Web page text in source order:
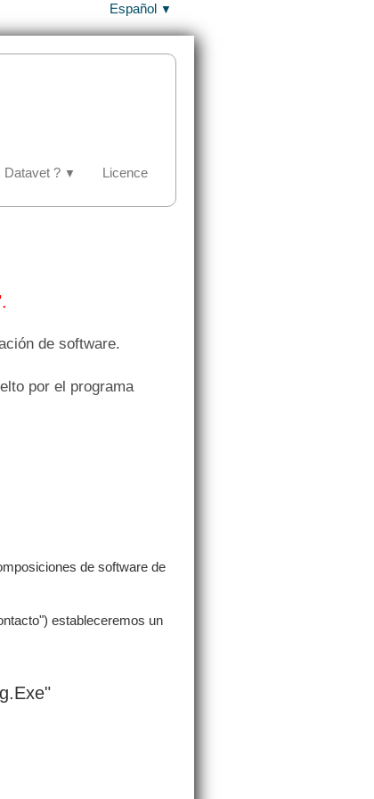
Español ▼
Datavet ? ▼ Licence
de software.
por el programa
de software de
estableceremos un